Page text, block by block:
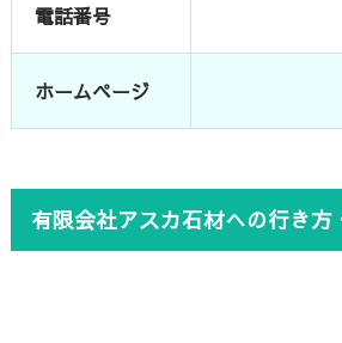
電話番号
ホームページ
有限会社アスカ石材への行き方